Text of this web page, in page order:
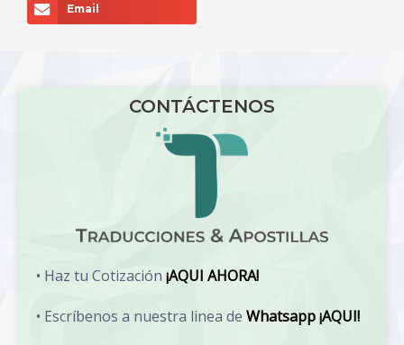
Email
CONTÁCTENOS
• Haz tu Cotización ¡AQUI AHORA!
• Escríbenos a nuestra linea de Whatsapp ¡AQUI!